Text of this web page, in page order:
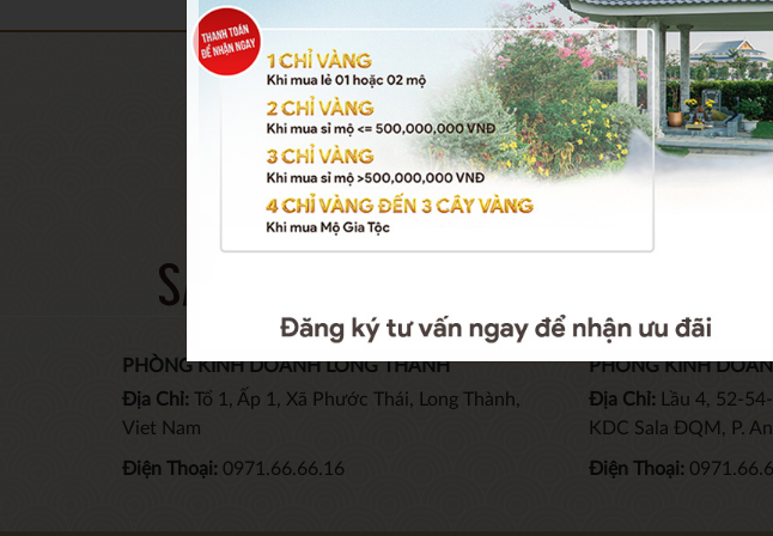
THÔNG TIN CHUNG
Thông tin liên hệ
Tin tức & sự kiện
Câu hỏi thường gặp
PHÒNG KINH DOANH LONG THÀNH
Địa Chỉ: Tổ 1, Ấp 1, Xã Phước Thái, Long Thành,
Viet Nam
Điện Thoại: 0971.66.66.16
PHÒNG KINH
Địa Chỉ:Lầu 4, 52-
KDC Sala ĐQM, P.
Điện Thoại: